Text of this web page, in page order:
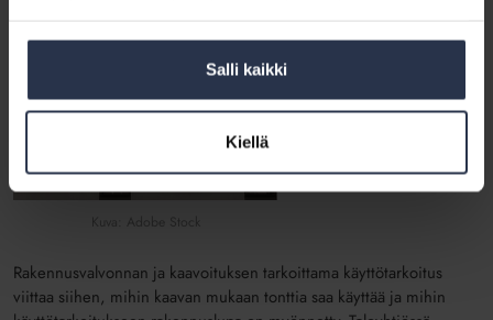
Salli kaikki
Kiellä
Rakennusvalvonnan ja kaavoituksen tarkoittama käyttötarkoitus
viittaa siihen, mihin kaavan mukaan tonttia saa käyttää ja mihin